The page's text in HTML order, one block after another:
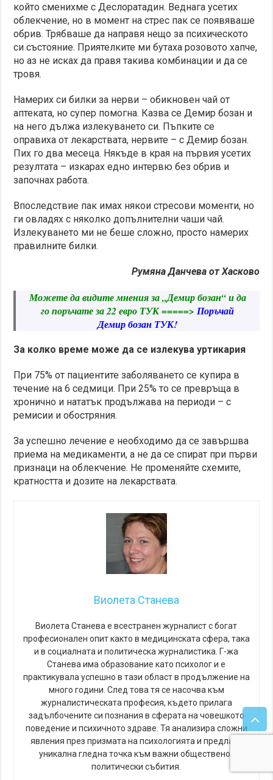
който сменихме с Деслоратадин. Веднага усетих
облекчение, но в момент на стрес пак се появяваше
обрив. Трябваше да направя нещо за психическото
си състояние. Приятелките ми бутаха розовото хапче,
но аз не исках да правя такива комбинации и да се
тровя.
Намерих си билки за нерви – обикновен чай от
аптеката, но супер помогна. Казва се Демир бозан и
на него дължа излекуването си. Пъпките се
оправиха от лекарствата, нервите – с Демир бозан.
Пих го два месеца. Някъде в края на първия усетих
резултата – изкарах едно интервю без обрив и
започнах работа.
Впоследствие пак имах някои стресови моменти, но
ги овладях с няколко допълнителни чаши чай.
Излекуването ми не беше сложно, просто намерих
правилните билки.
Румяна Данчева от Хасково
Можете да видите мнения за „Демир бозан“ и да
го поръчате за 22 евро ТУК =====> Поръчай
Демир бозан ТУК!
За колко време може да се излекува уртикария
При 75% от пациентите заболяването се купира в
течение на 6 седмици. При 25% то се превръща в
хронично и нататък продължава на периоди – с
ремисии и обостряния.
За успешно лечение е необходимо да се завършва
приема на медикаменти, а не да се спират при първи
признаци на облекчение. Не променяйте схемите,
кратността и дозите на лекарствата.
Виолета Станева
Виолета Станева е всестранен журналист с богат
професионален опит както в медицинската сфера, така
и в социалната и политическа журналистика. Г-жа
Станева има образование като психолог и е
практикувала успешно в тази област в продължение на
много години. След това тя се насочва към
журналистическата професия, където прилага
задълбочените си познания в сферата на човешкото
поведение и психичното здраве. Тя анализира сложни
явления през призмата на психологията и предлага
уникална гледна точка към важни обществено-
политически събития.